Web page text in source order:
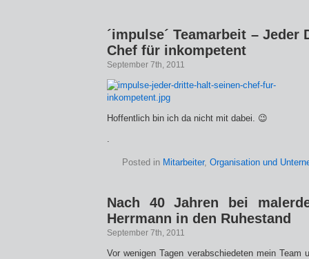
´impulse´ Teamarbeit –
Chef für inkompetent
September 7th, 2011
Hoffentlich bin ich da nicht mit dabei. 😉
.
Posted in Mitarbeiter, Organisation und
Nach 40 Jahren bei
Herrmann in den Ruhestand
September 7th, 2011
Vor wenigen Tagen verabschiedeten mein Team